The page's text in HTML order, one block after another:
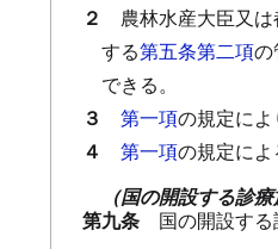
２ 農林水産大臣又
する第五条第二項の
できる。
３ 第一項の規定に
４ 第一項の規定に
（国の開設する診
第九条 国の開設す